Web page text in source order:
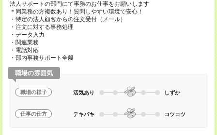
法人サポートの部門にて事務のお仕事をお願いします
＊同業務の方複数あり！質問しやすい環境で安心！
・特定の法人顧客からの注文受付（メール）
・注文に対する事務処理
・データ入力
・関連業務
・電話対応
・部内事務サポート全般
職場の雰囲気
職場の様子 活気あり しずか
仕事の仕方 テキパキ コツコツ